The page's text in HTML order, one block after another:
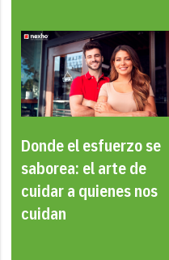
Donde el esfuerzo se
saborea: el arte de
cuidar a quienes nos
cuidan